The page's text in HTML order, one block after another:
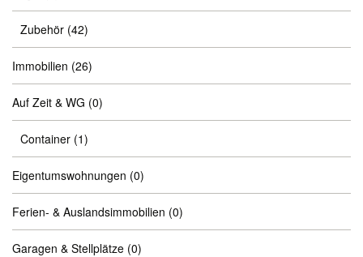
Zubehör (42)
Immobilien (26)
Auf Zeit & WG (0)
Container (1)
Eigentumswohnungen (0)
Ferien- & Auslandsimmobilien (0)
Garagen & Stellplätze (0)